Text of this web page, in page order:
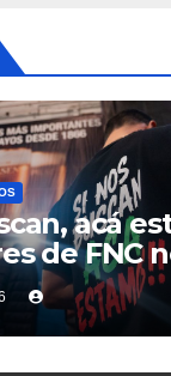
acá
de FNC
sus tareas
y
a la